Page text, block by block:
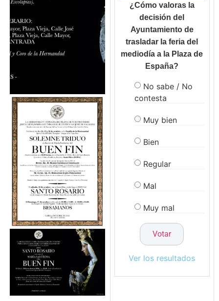
¿Cómo valoras la
decisión del
Ayuntamiento de
trasladar la feria del
mediodía a la Plaza de
España?
No sabe / No
contesta
Muy bien
Bien
Regular
Mal
Muy mal
Ver los resultados